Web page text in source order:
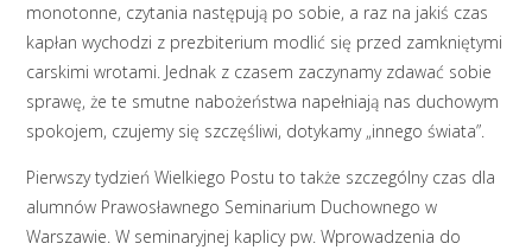
monotonne, czytania następują po sobie, a raz na jakiś czas
kapłan wychodzi z prezbiterium modlić się przed zamkniętymi
carskimi wrotami. Jednak z czasem zaczynamy zdawać sobie
sprawę, że te smutne nabożeństwa napełniają nas duchowym
spokojem, czujemy się szczęśliwi, dotykamy „innego świata”.
Pierwszy tydzień Wielkiego Postu to także szczególny czas dla
alumnów Prawosławnego Seminarium Duchownego w
Warszawie. W seminaryjnej kaplicy pw. Wprowadzenia do